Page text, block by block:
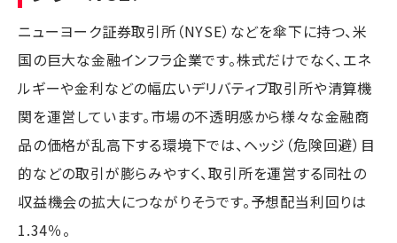
ニューヨーク証券取引所（NYSE）などを傘下に持つ、米
国の巨大な金融インフラ企業です。株式だけでなく、エネ
ルギーや金利などの幅広いデリバティブ取引所や清算機
関を運営しています。市場の不透明感から様々な金融商
品の価格が乱高下する環境下では、ヘッジ（危険回避）目
的などの取引が膨らみやすく、取引所を運営する同社の
収益機会の拡大につながりそうです。予想配当利回りは
1.34％。